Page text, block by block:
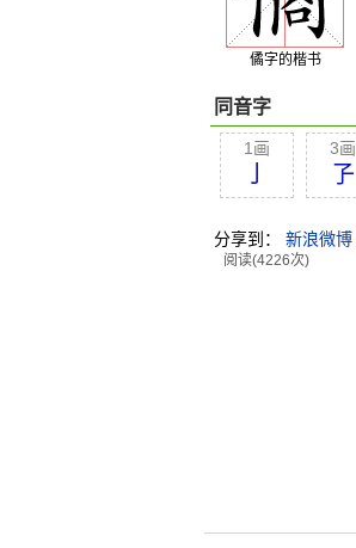
僪字的楷书
同音字
1画 3画
孒
分享到： 新浪微博
阅读(4226次)